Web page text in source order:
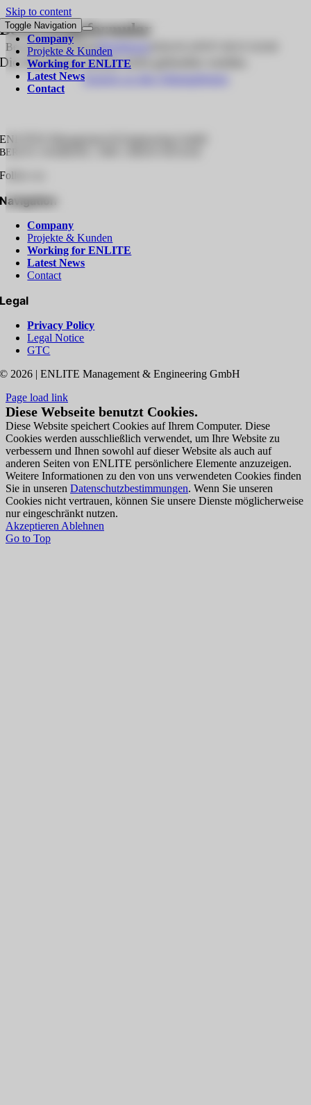
Skip to content
Toggle Navigation
Company
Projekte & Kunden
Working for ENLITE
Latest News
Contact
Bewerbungsformular
BewerbungsformularBeteiligung
Die Jobanzeige konnte nicht gefunden werden.
Zurück zu den Jobangeboten
ENLITE® Management & Engineering GmbH
BERLIN | HAMBURG | NRW | RHEIN-NECKAR
Follow us:
Navigation
Company
Projekte & Kunden
Working for ENLITE
Latest News
Contact
Legal
Privacy Policy
Legal Notice
GTC
© 2026 | ENLITE Management & Engineering GmbH
Page load link
Diese Webseite benutzt Cookies.
Diese Website speichert Cookies auf Ihrem Computer. Diese
Cookies werden ausschließlich verwendet, um Ihre Website zu
verbessern und Ihnen sowohl auf dieser Website als auch auf
anderen Seiten von ENLITE persönlichere Elemente anzuzeigen.
Weitere Informationen zu den von uns verwendeten Cookies finden
Sie in unseren Datenschutzbestimmungen. Wenn Sie unseren
Cookies nicht vertrauen, können Sie unsere Dienste möglicherweise
nur eingeschränkt nutzen.
Akzeptieren Ablehnen
Go to Top